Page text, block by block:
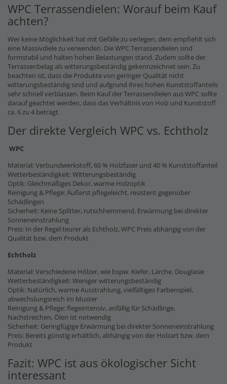
WPC Terrassendielen: Worauf beim Kauf
achten?
Wer keine Möglichkeit hat mit Gefälle zu verlegen, dem empfiehlt sich
eine Massivdiele zu verwenden. Die WPC Terrassendielen sind
formstabil und halten hohen Belastungen stand. Zudem sollte der
Terrassenbelag als witterungsbeständig gekennzeichnet sein. Zu
beachten ist, dass die Produkte von geringer Qualität nicht
witterungsbeständig sind und aufgrund ihres hohen Kunststoffanteils
sehr schnell verblassen. Beim Kauf der Terrassendielen aus WPC sollte
darauf geachtet werden, dass das Verhältnis von Holz und Kunststoff
ca. 6 zu 4 beträgt.
Der direkte Vergleich WPC vs. Echtholz
WPC
Material: Verbundwerkstoff, 60 % Holzfaser und 40 % Kunststoffanteil
Wetterbeständigkeit: Witterungsbeständig
Optik: Gleichmäßiges Dekor, warme Holzoptik
Reinigung & Pflege: Äußerst pflegeleicht, resistent gegenüber
Schädlingen
Sicherheit: Keine Splitter, rutschhemmend, Erwärmung bei direkter
Sonneneinstrahlung
Preis: In der Regel teurer als Echtholz, WPC Preis abhängig von der
Qualität bzw. dem Produkt
Echtholz
Material: Verschiedene Hölzer, wie bspw. Kiefer, Lärche, Douglasie
Wetterbeständigkeit: Weniger witterungsbeständig
Optik: Natürlich, warme Ausstrahlung, vielfältiges Farbenspiel,
abwechslungsreich im Muster
Reinigung & Pflege: flegeintensiv, anfällig für Schädlinge,
Nachstreichen, Ölen ist notwendig
Sicherheit: Geringfügige Erwärmung bei direkter Sonneneinstrahlung
Preis: Bereits günstig erhältlich, abhängig von der Holzart bzw. dem
Produkt
Fazit: WPC ist aus ökologischer Sicht
interessant